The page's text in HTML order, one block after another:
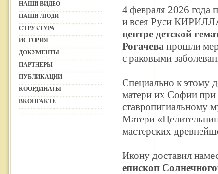
НАШИ ВИДЕО
НАШИ ЛЮДИ
СТРУКТУРА
ИСТОРИЯ
ДОКУМЕНТЫ
ПАРТНЕРЫ
ПУБЛИКАЦИИ
КООРДИНАТЫ
ВКОНТАКТЕ
4 февраля 2026 года
и всея Руси
центре детской
Рогачева прошли
с раковыми
Специально к
матери их Софии при
ставропигиальному
Матери
мастерских
Икону доставил
епископ